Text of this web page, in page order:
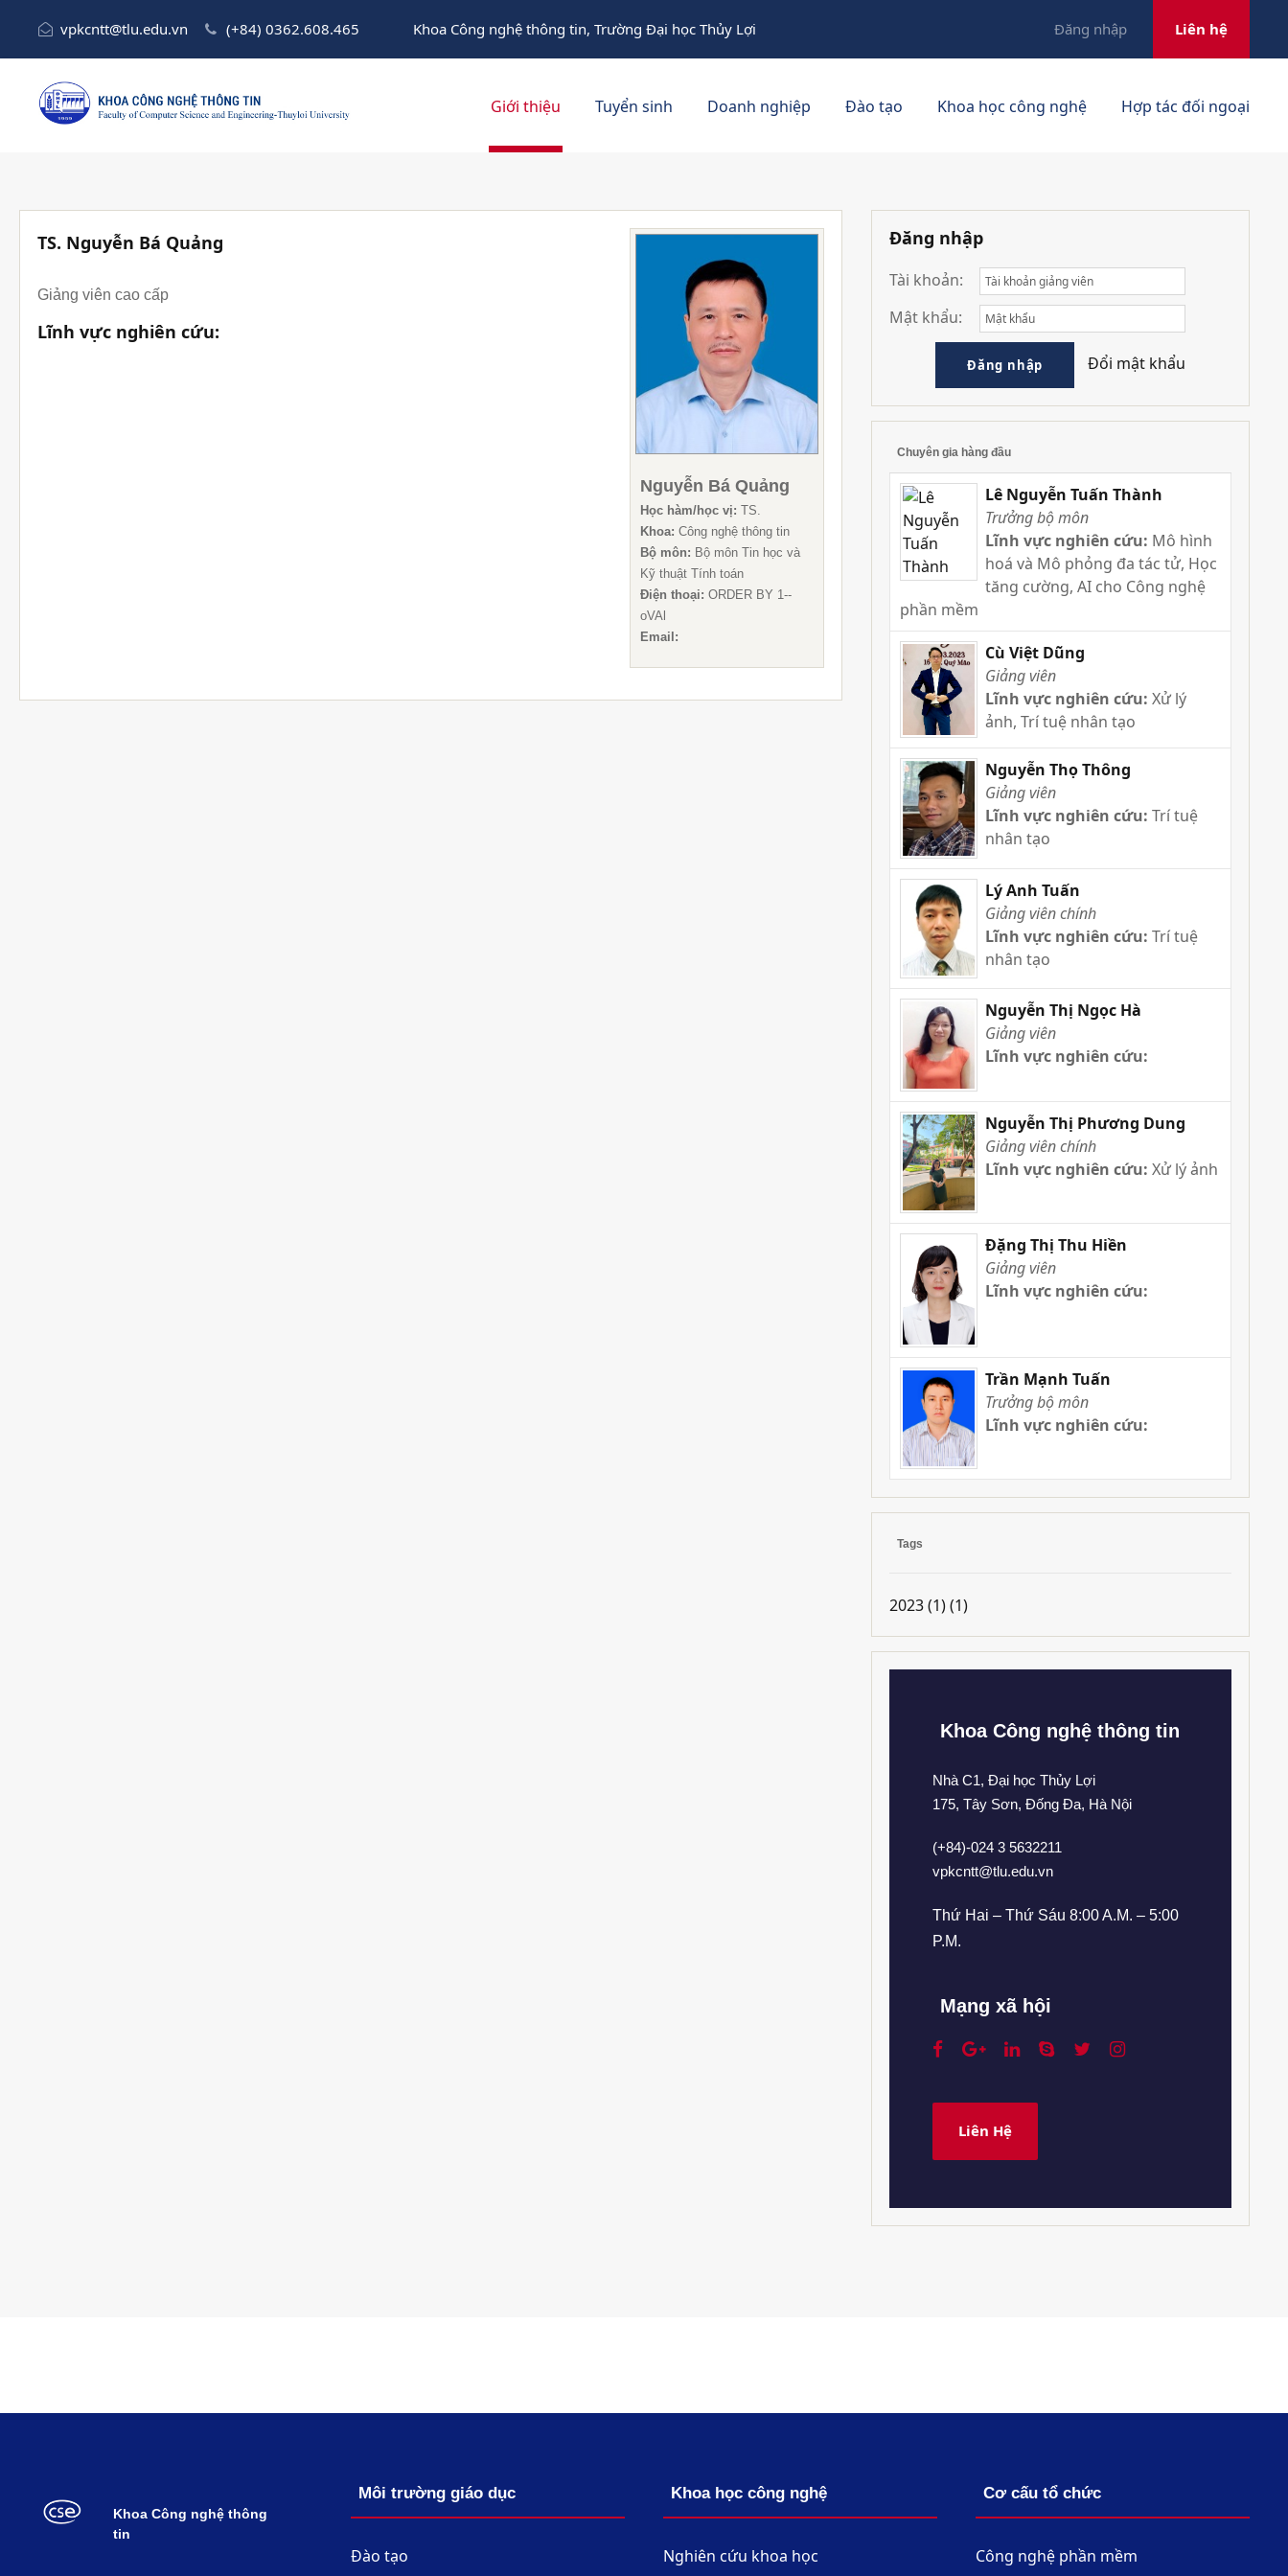
vpkcntt@tlu.edu.vn (+84) 0362.608.465 Khoa Công nghệ thông tin, Trường Đại học Thủy Lợi Đăng nhập Liên hệ
Giới thiệu Tuyển sinh Doanh nghiệp Đào tạo Khoa học công nghệ Hợp tác đối ngoại
Nguyễn Bá Quảng
Học hàm/học vị:TS.
Khoa:Công nghệ thông tin
Bộ môn: Bộ môn Tin học và
Kỹ thuật Tính toán
Điện thoại: ORDER BY 1--
oVAl
Email:
TS. Nguyễn Bá Quảng
Giảng viên cao cấp
Lĩnh vực nghiên cứu:
Đăng nhập
Tài khoản:
Mật khẩu:
Đổi mật khẩu
Chuyên gia hàng đầu
Lê Nguyễn Tuấn Thành
Trưởng bộ môn
Lĩnh vực nghiên cứu: Mô hình
hoá và Mô phỏng đa tác tử, Học
tăng cường, AI cho Công nghệ
phần mềm
Cù Việt Dũng
Giảng viên
Lĩnh vực nghiên cứu:Xử lý
ảnh, Trí tuệ nhân tạo
Nguyễn Thọ Thông
Giảng viên
Lĩnh vực nghiên cứu:Trí tuệ
nhân tạo
Lý Anh Tuấn
Giảng viên chính
Lĩnh vực nghiên cứu:Trí tuệ
nhân tạo
Nguyễn Thị Ngọc Hà
Giảng viên
Lĩnh vực nghiên cứu:
Nguyễn Thị Phương Dung
Giảng viên chính
Lĩnh vực nghiên cứu:Xử lý ảnh
Đặng Thị Thu Hiền
Giảng viên
Lĩnh vực nghiên cứu:
Trần Mạnh Tuấn
Trưởng bộ môn
Lĩnh vực nghiên cứu:
Tags
2023 (1)(1)
Khoa Công nghệ thông tin
Nhà C1, Đại học Thủy Lợi
175, Tây Sơn, Đống Đa, Hà Nội
(+84)-024 3 5632211
vpkcntt@tlu.edu.vn
Thứ Hai – Thứ Sáu 8:00 A.M. – 5:00
P.M.
Mạng xã hội
Liên Hệ
Khoa Công nghệ thông
tin
Môi trường giáo dục
Đào tạo
Khoa học công nghệ
Nghiên cứu khoa học
Cơ cấu tổ chức
Công nghệ phần mềm